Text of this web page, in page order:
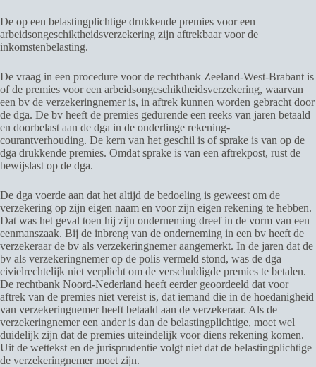
De op een belastingplichtige drukkende premies voor een
arbeidsongeschiktheidsverzekering zijn aftrekbaar voor de
inkomstenbelasting.
De vraag in een procedure voor de rechtbank Zeeland-West-Brabant is
of de premies voor een arbeidsongeschiktheidsverzekering, waarvan
een bv de verzekeringnemer is, in aftrek kunnen worden gebracht door
de dga. De bv heeft de premies gedurende een reeks van jaren betaald
en doorbelast aan de dga in de onderlinge rekening-
courantverhouding. De kern van het geschil is of sprake is van op de
dga drukkende premies. Omdat sprake is van een aftrekpost, rust de
bewijslast op de dga.
De dga voerde aan dat het altijd de bedoeling is geweest om de
verzekering op zijn eigen naam en voor zijn eigen rekening te hebben.
Dat was het geval toen hij zijn onderneming dreef in de vorm van een
eenmanszaak. Bij de inbreng van de onderneming in een bv heeft de
verzekeraar de bv als verzekeringnemer aangemerkt. In de jaren dat de
bv als verzekeringnemer op de polis vermeld stond, was de dga
civielrechtelijk niet verplicht om de verschuldigde premies te betalen.
De rechtbank Noord-Nederland heeft eerder geoordeeld dat voor
aftrek van de premies niet vereist is, dat iemand die in de hoedanigheid
van verzekeringnemer heeft betaald aan de verzekeraar. Als de
verzekeringnemer een ander is dan de belastingplichtige, moet wel
duidelijk zijn dat de premies uiteindelijk voor diens rekening komen.
Uit de wettekst en de jurisprudentie volgt niet dat de belastingplichtige
de verzekeringnemer moet zijn.